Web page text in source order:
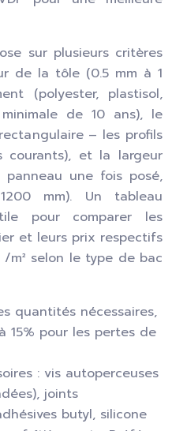
sur plusieurs critères
de la tôle (0.5 mm à 1
(polyester, plastisol,
de 10 ans), le
– les profils
courants), et la largeur
une fois posé,
mm). Un tableau
pour comparer les
et leurs prix respectifs
m² selon le type de bac
quantités nécessaires,
15% pour les pertes de
: vis autoperceuses
joints
butyl, silicone